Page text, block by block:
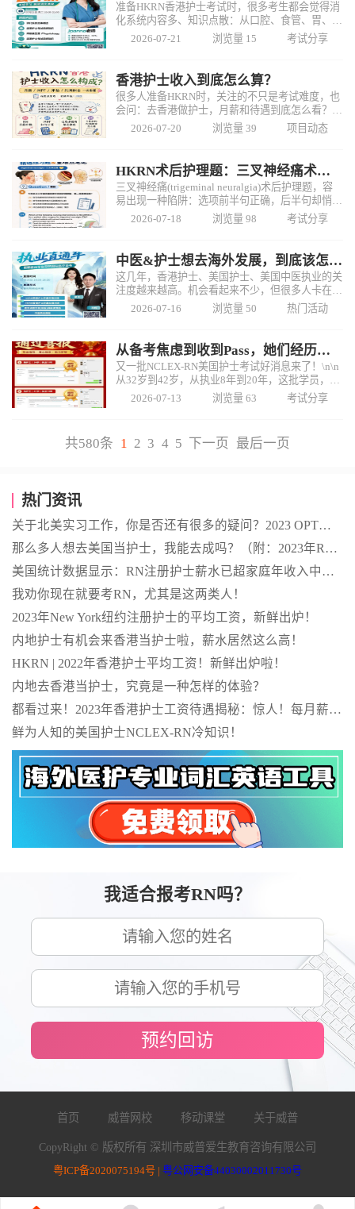
准备HKRN香港护士考试时，很多考生都会觉得消
化系统内容多、知识点散：从口腔、食管、胃、小
肠到大肠，还涉及肝脏、胆囊、胰腺等多个器官，
不仅要记解剖位置和生理功能，还要掌握消化、吸
2026-07-21 浏览量 15 考试分享
香港护士收入到底怎么算？
很多人准备HKRN时，关注的不只是考试难度，也
会问：去香港做护士，月薪和待遇到底怎么看？
\n\n按图表整理，香港注册护士(RN)的基础月薪会
随着工作年期及HGPS薪级逐步上调。起步阶段约
2026-07-20 浏览量 39 项目动态
HKRN术后护理题：三叉神经痛术后护理！
三叉神经痛(trigeminal neuralgia)术后护理题，容
易出现一种陷阱：选项前半句正确，后半句却悄悄
埋错⚠️\n\n这题问的是：哪一项护理措施不恰当？
\n\n✅答案：C、指导患者用健侧咀嚼
2026-07-18 浏览量 98 考试分享
中医&护士想去海外发展，到底该怎么走？
这几年，香港护士、美国护士、美国中医执业的关
注度越来越高。机会看起来不少，但很多人卡在了
同一个问题：\n\n我的学历和专业背景符合要求
吗⁉\n香港护士和美国护士，哪条路线更适合我⁉
2026-07-16 浏览量 50 热门活动
从备考焦虑到收到Pass，她们经历了什么？
又一批NCLEX-RN美国护士考试好消息来了！\n\n
从32岁到42岁，从执业8年到20年，这批学员，很
多都是一边工作、一边兼顾生活，再利用碎片时间
完成备考。\n\n不少护士刚开始都会担心：工作这
2026-07-13 浏览量 63 考试分享
共580条 1 2 3 4 5 下一页 最后一页
热门资讯
关于北美实习工作，你是否还有很多的疑问？2023 OPT全攻略来啦！全是硬货！
那么多人想去美国当护士，我能去成吗？（附：2023年RN职业指南）
美国统计数据显示：RN注册护士薪水已超家庭年收入中位数（附各州数据）
我劝你现在就要考RN，尤其是这两类人！
2023年New York纽约注册护士的平均工资，新鲜出炉！
内地护士有机会来香港当护士啦，薪水居然这么高！
HKRN | 2022年香港护士平均工资！新鲜出炉啦！
内地去香港当护士，究竟是一种怎样的体验？
都看过来！2023年香港护士工资待遇揭秘：惊人！每月薪酬超过6万元+！
鲜为人知的美国护士NCLEX-RN冷知识！
我适合报考RN吗？
预约回访
首页 威普网校 移动课堂 关于威普
CopyRight © 版权所有 深圳市威普爱生教育咨询有限公司
粤ICP备2020075194号 | 粤公网安备44030002011730号